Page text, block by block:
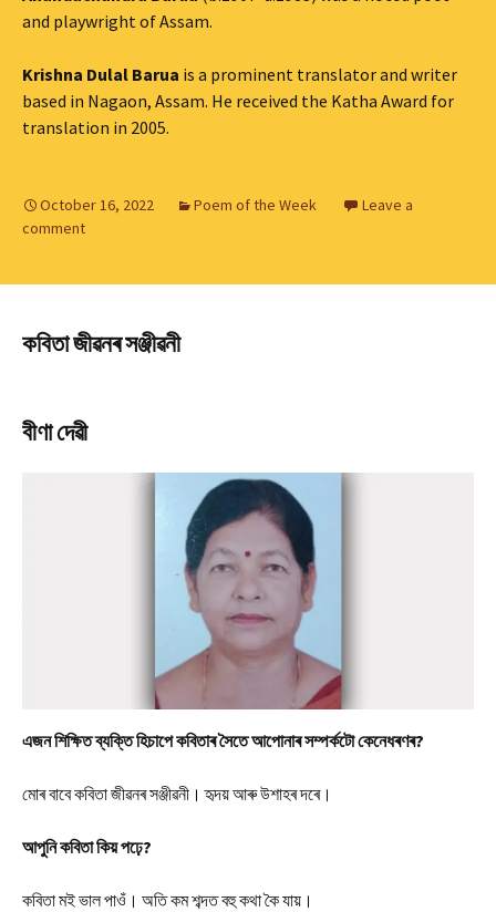
and playwright of Assam.
Krishna Dulal Barua is a prominent translator and writer
based in Nagaon, Assam. He received the Katha Award for
translation in 2005.
October 16, 2022 Poem of the Week
Leave a
comment
কবিতা জীৱনৰ সঞ্জীৱনী
বীণা দেৱী
এজন শিক্ষিত ব্যক্তি হিচাপে কবিতাৰ সৈতে আপোনাৰ সম্পৰ্কটো কেনেধৰণৰ?
মোৰ বাবে কবিতা জীৱনৰ সঞ্জীৱনী। হৃদয় আৰু উশাহৰ দৰে।
আপুনি কবিতা কিয় পঢ়ে?
কবিতা মই ভাল পাওঁ। অতি কম শব্দত বহু কথা কৈ যায়।